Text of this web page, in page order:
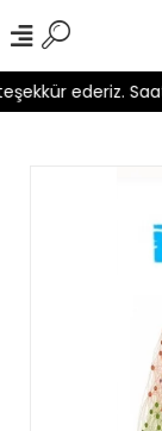
ederiz. Saat